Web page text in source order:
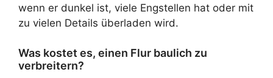
wenn er dunkel ist, viele Engstellen hat oder mit
zu vielen Details überladen wird.
Was kostet es, einen Flur baulich zu
verbreitern?